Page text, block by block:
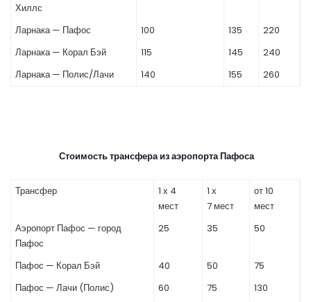
Хиллс
Ларнака — Пафос 100 135
220
Ларнака — Корал Бэй
115 145
240
Ларнака — Полис/Лачи
140 155 260
Стоимость трансфера из аэропорта Пафоса
Трансфер
1 х 4
мест
1 х
7 мест
от 10
мест
Аэропорт Пафос — город
Пафос
25 35 50
Пафос — Корал Бэй 40 50
75
Пафос — Лачи (Полис)
60 75
130